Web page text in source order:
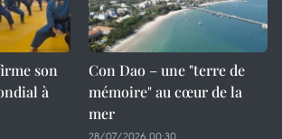
son
à
Con Dao – une "terre de
mémoire" au cœur de la
mer
28/07/2026 00:30